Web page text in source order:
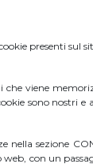
o meno.
presenti sul
che viene
sono nostri e
nella sezione
con un